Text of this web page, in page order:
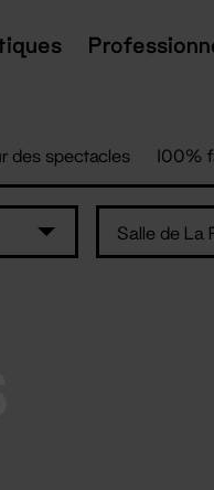
des spectacles 100%